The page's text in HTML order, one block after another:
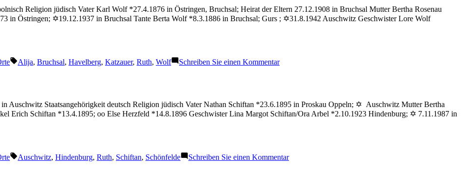
Religion jüdisch Vater Karl Wolf *27.4.1876 in Östringen, Bruchsal; Heirat der Eltern 27.12.1908 in Bruchsal Mutter Bertha Rosenau
in Östringen; ✡19.12.1937 in Bruchsal Tante Berta Wolf *8.3.1886 in Bruchsal; Gurs ; ✡31.8.1942 Auschwitz Geschwister Lore Wolf
Schlagwörter:
Alija, Bruchsal, Havelberg, Katzauer, Ruth, Wolf Schreiben Sie einen Kommentarzu
Auschwitz Staatsangehörigkeit deutsch Religion jüdisch Vater Nathan Schiftan *23.6.1895 in Proskau Oppeln; ✡ Auschwitz Mutter Bertha
Erich Schiftan *13.4.1895; oo Else Herzfeld *14.8.1896 Geschwister Lina Margot Schiftan/Ora Arbel *2.10.1923 Hindenburg; ✡ 7.11.1987 in
Schlagwörter:
Auschwitz, Hindenburg, Ruth, Schiftan, Schönfelde Schreiben Sie einen Kommentarzu